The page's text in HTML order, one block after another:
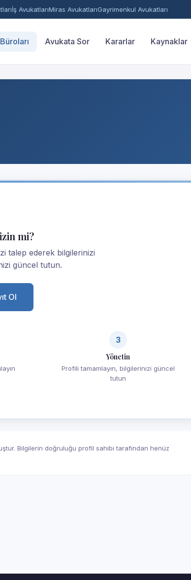
İş AvukatlarıMiras AvukatlarıGayrimenkul Avukatları
Avukata Sor Kararlar Kaynaklar
mi?
talep ederek bilgilerinizi
güncel tutun.
Ol
3
Yönetin
Profili tamamlayın, bilgilerinizi güncel
tutun
Bilgilerin doğruluğu profil sahibi tarafından henüz